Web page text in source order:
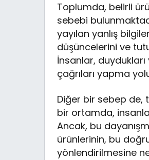
Toplumda, belirli
sebebi
yayılan yanlış
düşüncelerini ve
İnsanlar,
çağrıları yapma
Diğer bir sebep de,
bir ortamda,
Ancak, bu
ürünlerinin, bu
yönlendirilmesine